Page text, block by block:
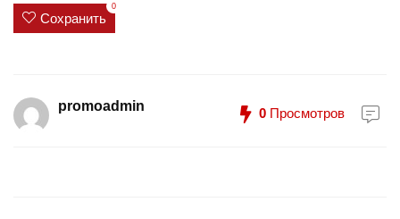
Сохранить
0
promoadmin 0 Просмотров